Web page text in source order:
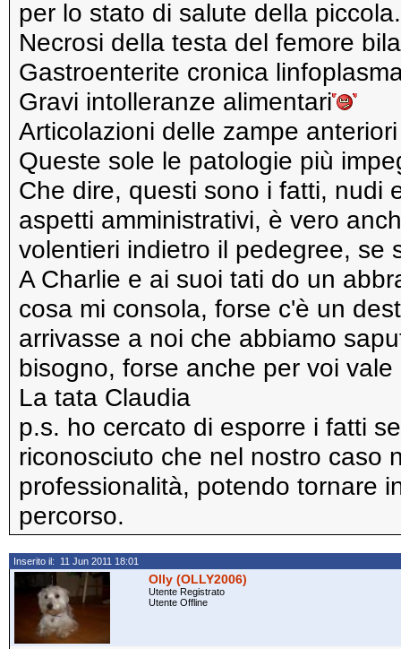
per lo stato di salute della piccola.
Necrosi della testa del femore
Gastroenterite cronica
Gravi intolleranze alimentari
Articolazioni delle zampe
Queste sole le patologie più
Che dire, questi sono i fatti, nudi
aspetti amministrativi, è vero
volentieri indietro il pedegree, se
A Charlie e ai suoi tati do un
cosa mi consola, forse c'è un
arrivasse a noi che abbiamo
bisogno, forse anche per voi
La tata Claudia
p.s. ho cercato di esporre i fatti
riconosciuto che nel nostro caso
professionalità, potendo tornare
percorso.
Inserito il: 11 Jun 2011 18:01
Olly (OLLY2006)
Utente Registrato
Utente Offline